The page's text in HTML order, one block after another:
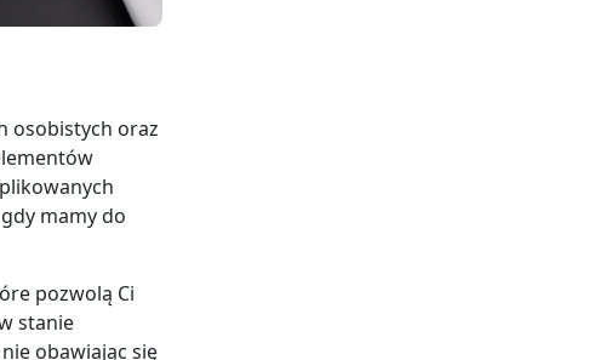
osobistych oraz
mamy do
pozwolą Ci
stanie
obawiając się